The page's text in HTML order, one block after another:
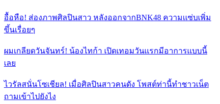
อื้อหือ! ส่องภาพศิลปินสาว หลังออกจากBNK48 ความเเซ่บเพิ่ม
ขึ้นเรื่อยๆ
ผมเกลียดวันจันทร์! น้องไทก้า เปิดเทอมวันเเรกมีอาการเเบบนี้
เลย
ไวรัลสนั่นโซเชียล! เมื่อศิลปินสาวคนดัง โพสต์ท่านี้ทำชาวเน็ต
ถามเข้าไปยังไง